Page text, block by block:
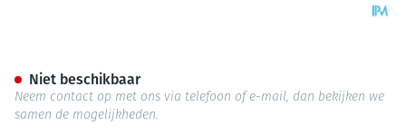
Niet beschikbaar
Neem contact op met ons via telefoon of e-mail, dan bekijken we
samen de mogelijkheden.